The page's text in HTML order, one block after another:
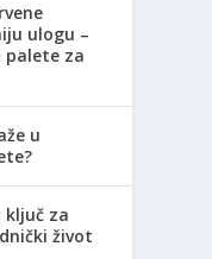
ulogu –
palete za
u
ključ za
život